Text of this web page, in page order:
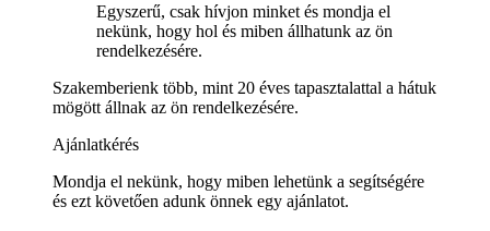
Egyszerű, csak hívjon minket és mondja el
nekünk, hogy hol és miben állhatunk az ön
rendelkezésére.
Szakemberienk több, mint 20 éves tapasztalattal a hátuk
mögött állnak az ön rendelkezésére.
Ajánlatkérés
Mondja el nekünk, hogy miben lehetünk a segítségére
és ezt követően adunk önnek egy ajánlatot.